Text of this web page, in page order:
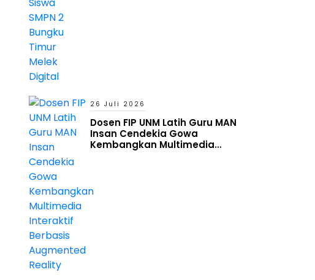
26 Juli 2026
Dosen FIP UNM Latih Guru MAN
Insan Cendekia Gowa
Kembangkan Multimedia